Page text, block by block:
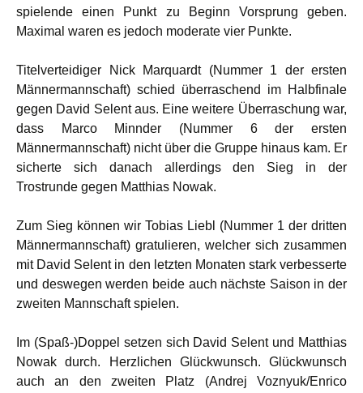
spielende einen Punkt zu Beginn Vorsprung geben.
Maximal waren es jedoch moderate vier Punkte.
Titelverteidiger Nick Marquardt (Nummer 1 der ersten
Männermannschaft) schied überraschend im Halbfinale
gegen David Selent aus. Eine weitere Überraschung war,
dass Marco Minnder (Nummer 6 der ersten
Männermannschaft) nicht über die Gruppe hinaus kam. Er
sicherte sich danach allerdings den Sieg in der
Trostrunde gegen Matthias Nowak.
Zum Sieg können wir Tobias Liebl (Nummer 1 der dritten
Männermannschaft) gratulieren, welcher sich zusammen
mit David Selent in den letzten Monaten stark verbesserte
und deswegen werden beide auch nächste Saison in der
zweiten Mannschaft spielen.
Im (Spaß-)Doppel setzen sich David Selent und Matthias
Nowak durch. Herzlichen Glückwunsch. Glückwunsch
auch an den zweiten Platz (Andrej Voznyuk/Enrico